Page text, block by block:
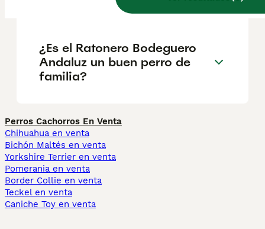
¿Es el Ratonero Bodeguero
Andaluz un buen perro de
familia?
Perros Cachorros En Venta
Chihuahua en venta
Bichón Maltés en venta
Yorkshire Terrier en venta
Pomerania en venta
Border Collie en venta
Teckel en venta
Caniche Toy en venta